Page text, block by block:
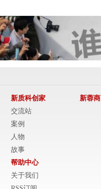
新质科创家
交流站
案例
人物
故事
新蓉商
帮助中心
关于我们